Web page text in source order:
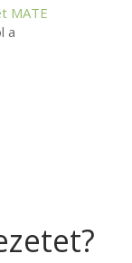
MATE
a